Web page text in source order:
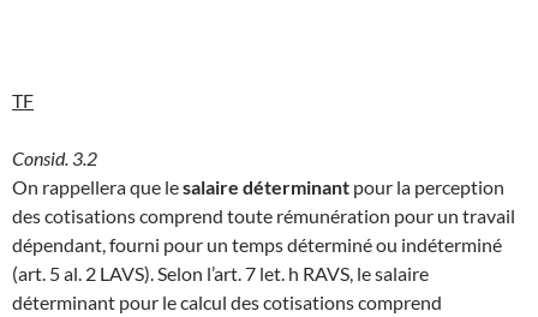
TF
Consid. 3.2
On rappellera que lesalaire déterminant pour la perception
des cotisations comprend toute rémunération pour un travail
dépendant, fourni pour un temps déterminé ou indéterminé
(art. 5 al. 2 LAVS). Selon l’art. 7 let. h RAVS, le salaire
déterminant pour le calcul des cotisations comprend